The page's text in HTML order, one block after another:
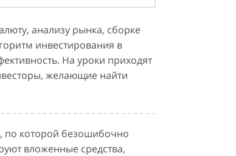
анализу рынка, сборке
инвестирования в
На уроки приходят
желающие найти
по которой безошибочно
вложенные средства,